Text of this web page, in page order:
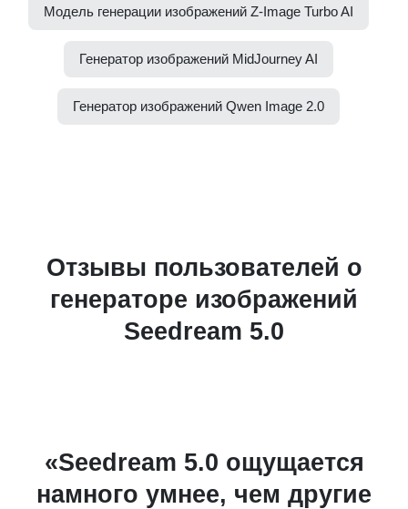
Модель генерации изображений Z-Image Turbo AI
Генератор изображений MidJourney AI
Генератор изображений Qwen Image 2.0
Отзывы пользователей о
генераторе изображений
Seedream 5.0
«Seedream 5.0 ощущается
намного умнее, чем другие